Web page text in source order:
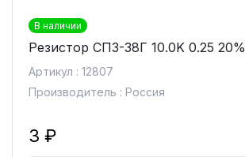
В наличии
Резистор СП3-38Г 10.0K 0.25 20%
Артикул : 12807
Производитель : Россия
3 ₽